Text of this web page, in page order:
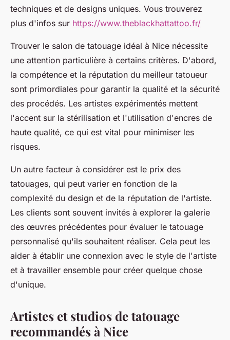
techniques et de designs uniques. Vous trouverez
plus d'infos sur https://www.theblackhattattoo.fr/
Trouver le salon de tatouage idéal à Nice nécessite
une attention particulière à certains critères. D'abord,
la compétence et la réputation du meilleur tatoueur
sont primordiales pour garantir la qualité et la sécurité
des procédés. Les artistes expérimentés mettent
l'accent sur la stérilisation et l'utilisation d'encres de
haute qualité, ce qui est vital pour minimiser les
risques.
Un autre facteur à considérer est le prix des
tatouages, qui peut varier en fonction de la
complexité du design et de la réputation de l'artiste.
Les clients sont souvent invités à explorer la galerie
des œuvres précédentes pour évaluer le tatouage
personnalisé qu'ils souhaitent réaliser. Cela peut les
aider à établir une connexion avec le style de l'artiste
et à travailler ensemble pour créer quelque chose
d'unique.
Artistes et studios de tatouage
recommandés à Nice